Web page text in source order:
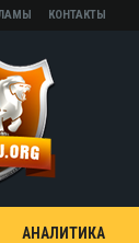
КОНТАКТЫ
АНАЛИТИКА